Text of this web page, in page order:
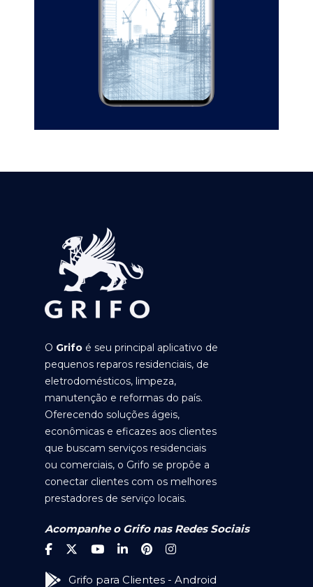
O Grifo é seu principal aplicativo de
pequenos reparos residenciais, de
eletrodomésticos, limpeza,
manutenção e reformas do país.
Oferecendo soluções ágeis,
econômicas e eficazes aos clientes
que buscam serviços residenciais
ou comerciais, o Grifo se propõe a
conectar clientes com os melhores
prestadores de serviço locais.
Acompanhe o Grifo nas Redes Sociais
Grifo para Clientes - Android